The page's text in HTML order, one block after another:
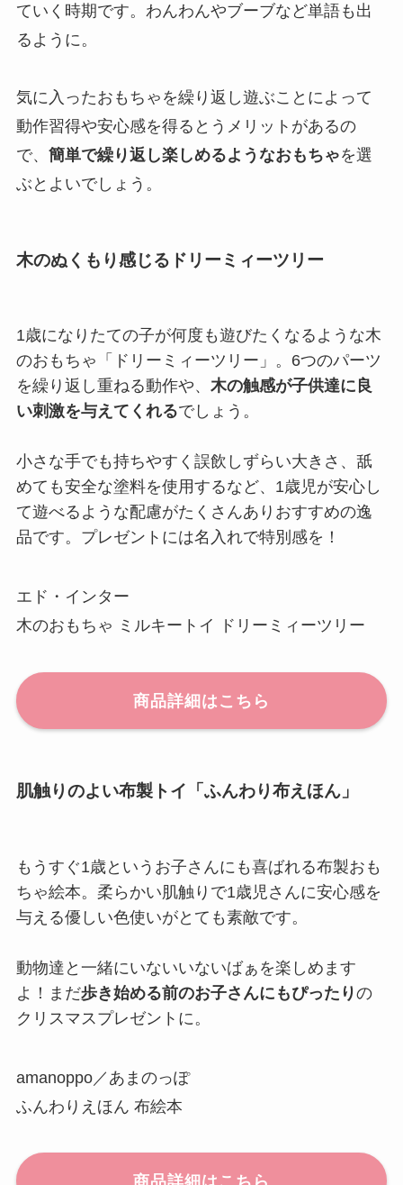
ていく時期です。わんわんやブーブなど単語も出
るように。
気に入ったおもちゃを繰り返し遊ぶことによって
動作習得や安心感を得るとうメリットがあるの
で、 簡単で繰り返し楽しめるようなおもちゃを選
ぶとよいでしょう。
木のぬくもり感じるドリーミィーツリー
1歳になりたての子が何度も遊びたくなるような木
のおもちゃ「ドリーミィーツリー」。6つのパーツ
を繰り返し重ねる動作や、 木の触感が子供達に良
い刺激を与えてくれるでしょう。
小さな手でも持ちやすく誤飲しずらい大きさ、舐
めても安全な塗料を使用するなど、1歳児が安心し
て遊べるような配慮がたくさんありおすすめの逸
品です。プレゼントには名入れで特別感を！
エド・インター
木のおもちゃ ミルキートイ ドリーミィーツリー
商品詳細はこちら
肌触りのよい布製トイ「ふんわり布えほん」
もうすぐ1歳というお子さんにも喜ばれる布製おも
ちゃ絵本。柔らかい肌触りで1歳児さんに安心感を
与える優しい色使いがとても素敵です。
動物達と一緒にいないいないばぁを楽しめます
よ！まだ歩き始める前のお子さんにもぴったりの
クリスマスプレゼントに。
amanoppo／あまのっぽ
ふんわりえほん 布絵本
商品詳細はこちら